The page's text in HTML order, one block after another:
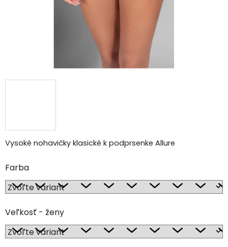
Vysoké nohavičky klasické k podprsenke Allure
Farba
Veľkosť - ženy